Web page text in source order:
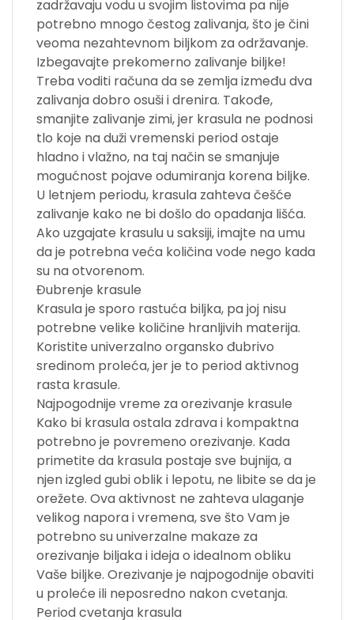
zadržavaju vodu u svojim listovima pa nije
potrebno mnogo čestog zalivanja, što je čini
veoma nezahtevnom biljkom za održavanje.
Izbegavajte prekomerno zalivanje biljke!
Treba voditi računa da se zemlja između dva
zalivanja dobro osuši i drenira. Takođe,
smanjite zalivanje zimi, jer krasula ne podnosi
tlo koje na duži vremenski period ostaje
hladno i vlažno, na taj način se smanjuje
mogućnost pojave odumiranja korena biljke.
U letnjem periodu, krasula zahteva češće
zalivanje kako ne bi došlo do opadanja lišća.
Ako uzgajate krasulu u saksiji, imajte na umu
da je potrebna veća količina vode nego kada
su na otvorenom.
Đubrenje krasule
Krasula je sporo rastuća biljka, pa joj nisu
potrebne velike količine hranljivih materija.
Koristite univerzalno organsko đubrivo
sredinom proleća, jer je to period aktivnog
rasta krasule.
Najpogodnije vreme za orezivanje krasule
Kako bi krasula ostala zdrava i kompaktna
potrebno je povremeno orezivanje. Kada
primetite da krasula postaje sve bujnija, a
njen izgled gubi oblik i lepotu, ne libite se da je
orežete. Ova aktivnost ne zahteva ulaganje
velikog napora i vremena, sve što Vam je
potrebno su univerzalne makaze za
orezivanje biljaka i ideja o idealnom obliku
Vaše biljke. Orezivanje je najpogodnije obaviti
u proleće ili neposredno nakon cvetanja.
Period cvetanja krasula